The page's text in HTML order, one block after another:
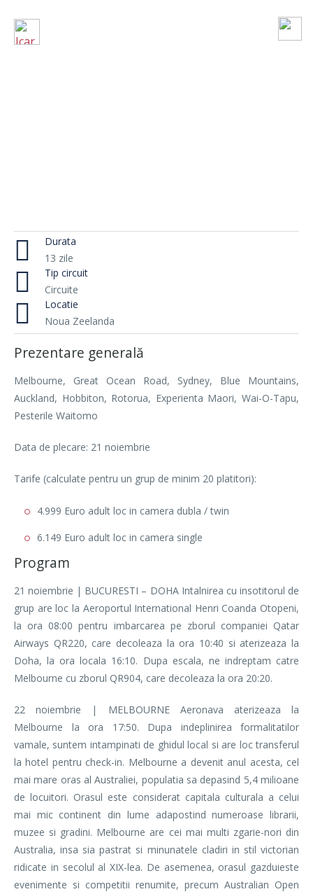
Durata
13 zile
Tip circuit
Circuite
Locatie
Noua Zeelanda
Prezentare generală
Melbourne, Great Ocean Road, Sydney, Blue Mountains,
Auckland, Hobbiton, Rotorua, Experienta Maori, Wai-O-Tapu,
Pesterile Waitomo
Data de plecare: 21 noiembrie
Tarife (calculate pentru un grup de minim 20 platitori):
4.999 Euro adult loc in camera dubla / twin
6.149 Euro adult loc in camera single
Program
21 noiembrie | BUCURESTI – DOHA Intalnirea cu insotitorul de
grup are loc la Aeroportul International Henri Coanda Otopeni,
la ora 08:00 pentru imbarcarea pe zborul companiei Qatar
Airways QR220, care decoleaza la ora 10:40 si aterizeaza la
Doha, la ora locala 16:10. Dupa escala, ne indreptam catre
Melbourne cu zborul QR904, care decoleaza la ora 20:20.
22 noiembrie | MELBOURNE Aeronava aterizeaza la
Melbourne la ora 17:50. Dupa indeplinirea formalitatilor
vamale, suntem intampinati de ghidul local si are loc transferul
la hotel pentru check-in. Melbourne a devenit anul acesta, cel
mai mare oras al Australiei, populatia sa depasind 5,4 milioane
de locuitori. Orasul este considerat capitala culturala a celui
mai mic continent din lume adapostind numeroase librarii,
muzee si gradini. Melbourne are cei mai multi zgarie-nori din
Australia, insa sia pastrat si minunatele cladiri in stil victorian
ridicate in secolul al XIX-lea. De asemenea, orasul gazduieste
evenimente si competitii renumite, precum Australian Open